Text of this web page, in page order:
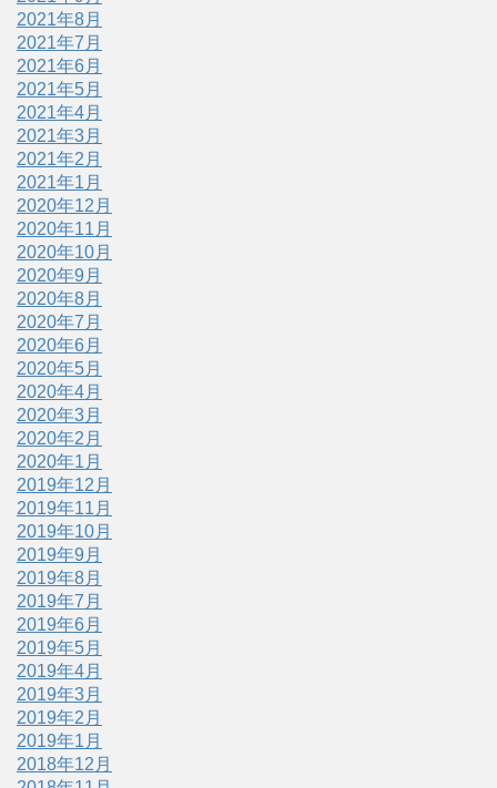
2021年8月
2021年7月
2021年6月
2021年5月
2021年4月
2021年3月
2021年2月
2021年1月
2020年12月
2020年11月
2020年10月
2020年9月
2020年8月
2020年7月
2020年6月
2020年5月
2020年4月
2020年3月
2020年2月
2020年1月
2019年12月
2019年11月
2019年10月
2019年9月
2019年8月
2019年7月
2019年6月
2019年5月
2019年4月
2019年3月
2019年2月
2019年1月
2018年12月